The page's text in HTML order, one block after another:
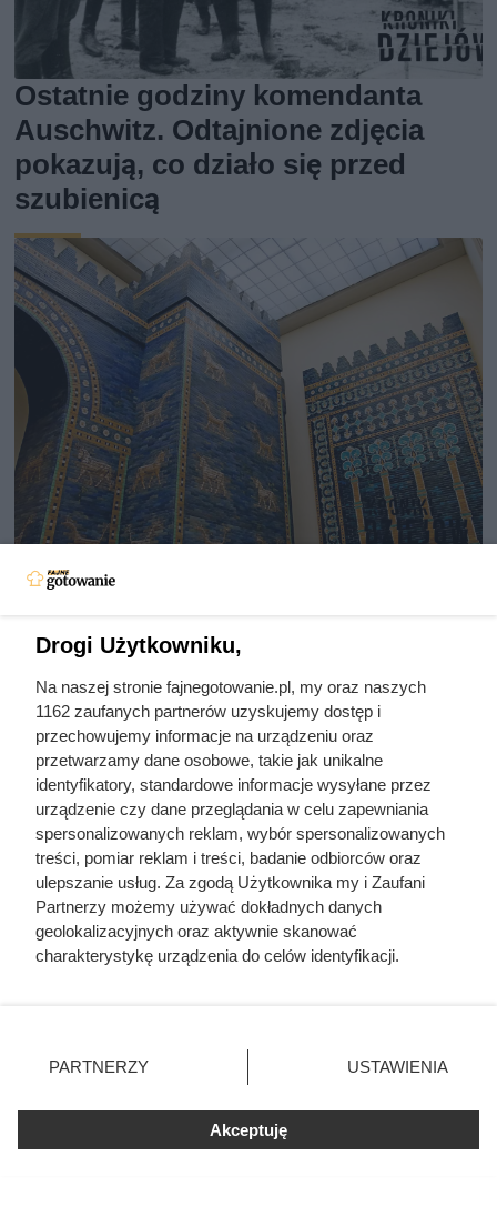
Ostatnie godziny komendanta
Auschwitz. Odtajnione zdjęcia
pokazują, co działo się przed
szubienicą
Herodot pisał o tym z
musiała zrobić to chociaż raz w
życiu
Dlaczego nikt nie chciał poślubić
Odpowiedź zaskakuje
Drogi Użytkowniku,
Na naszej stronie fajnegotowanie.pl, my oraz naszych
1162 zaufanych partnerów uzyskujemy dostęp i
przechowujemy informacje na urządzeniu oraz
przetwarzamy dane osobowe, takie jak unikalne
identyfikatory, standardowe informacje wysyłane przez
urządzenie czy dane przeglądania w celu zapewniania
spersonalizowanych reklam, wybór spersonalizowanych
treści, pomiar reklam i treści, badanie odbiorców oraz
ulepszanie usług. Za zgodą Użytkownika my i Zaufani
Partnerzy możemy używać dokładnych danych
geolokalizacyjnych oraz aktywnie skanować
charakterystykę urządzenia do celów identyfikacji.
zmienić/wycofać klikając przycisk ustawień prywatności
znajdujący się w lewym dolnym rogu strony
rodzaje przetwarzania danych nie wymagają zgody
użytkownika, ale masz prawo sprzeciwić się takiemu
przetwarzaniu. Preferencje będą miały zastosowania tylko
PARTNERZY USTAWIENIA
Akceptuję